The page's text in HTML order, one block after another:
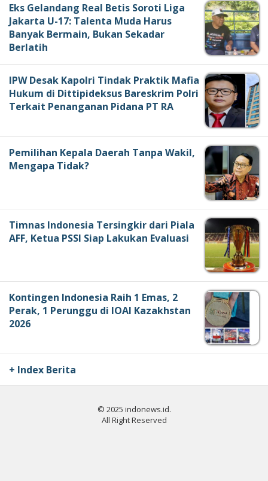
Eks Gelandang Real Betis Soroti Liga
Jakarta U-17: Talenta Muda Harus
Banyak Bermain, Bukan Sekadar
Berlatih
IPW Desak Kapolri Tindak Praktik Mafia
Hukum di Dittipideksus Bareskrim Polri
Terkait Penanganan Pidana PT RA
Pemilihan Kepala Daerah Tanpa Wakil,
Mengapa Tidak?
Timnas Indonesia Tersingkir dari Piala
AFF, Ketua PSSI Siap Lakukan Evaluasi
Kontingen Indonesia Raih 1 Emas, 2
Perak, 1 Perunggu di IOAI Kazakhstan
2026
+ Index Berita
© 2025 indonews.id.
All Right Reserved